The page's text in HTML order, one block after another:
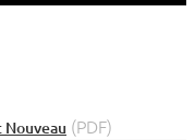
(PDF)